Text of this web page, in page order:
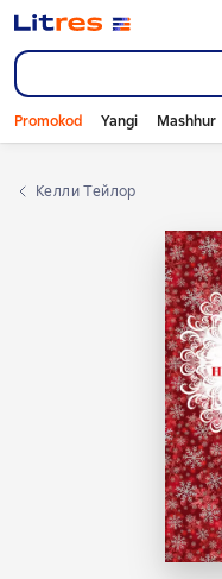
Promokod Yangi Mashhur
Келли Тейлор